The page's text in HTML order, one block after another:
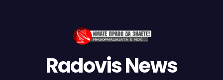
Radovis News